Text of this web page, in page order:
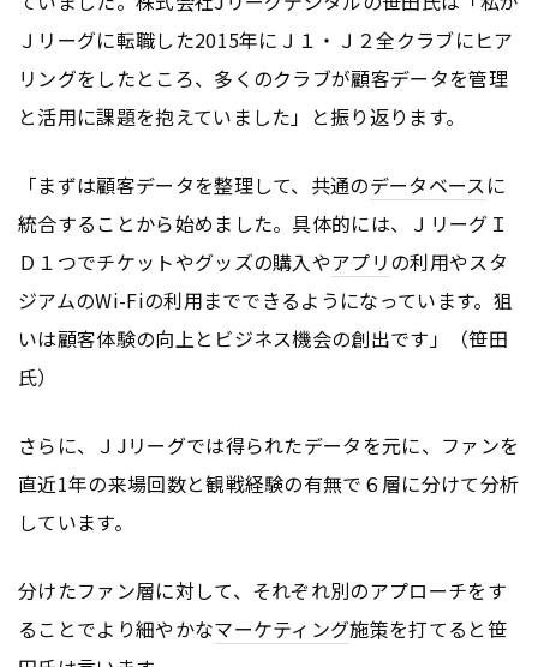
Ｊリーグに転職した2015年にＪ１・Ｊ２全クラブにヒア
リングをしたところ、多くのクラブが顧客データを管理
と活用に課題を抱えていました」と振り返ります。
「まずは顧客データを整理して、共通のデータベースに
統合することから始めました。具体的には、ＪリーグＩ
Ｄ１つでチケットやグッズの購入やアプリの利用やスタ
ジアムのWi-Fiの利用までできるようになっています。狙
いは顧客体験の向上とビジネス機会の創出です」（笹田
氏）
さらに、ＪJリーグでは得られたデータを元に、ファンを
直近1年の来場回数と観戦経験の有無で６層に分けて分析
しています。
分けたファン層に対して、それぞれ別のアプローチをす
ることでより細やかなマーケティング施策を打てると笹